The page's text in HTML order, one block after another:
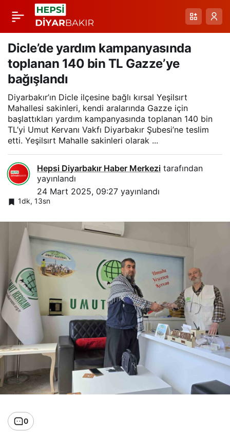
Dicle’de yardım kampanyasında
toplanan 140 bin TL Gazze’ye
bağışlandı
Diyarbakır’ın Dicle ilçesine bağlı kırsal Yeşilsırt
Mahallesi sakinleri, kendi aralarında Gazze için
başlattıkları yardım kampanyasında toplanan 140 bin
TL’yi Umut Kervanı Vakfı Diyarbakır Şubesi’ne teslim
etti. Yeşilsırt Mahalle sakinleri olarak ...
Hepsi Diyarbakır Haber Merkezi tarafından
yayınlandı
24 Mart 2025, 09:27 yayınlandı
1dk, 13sn
0
Diyarbakır’da lise
öğrencileri
biriktirdikleri parayı
Filistin’e bağışladı
Paylaş